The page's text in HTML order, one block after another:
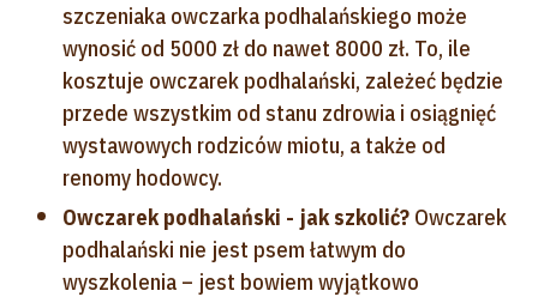
szczeniaka owczarka podhalańskiego może
wynosić od 5000 zł do nawet 8000 zł. To, ile
kosztuje owczarek podhalański, zależeć będzie
przede wszystkim od stanu zdrowia i osiągnięć
wystawowych rodziców miotu, a także od
renomy hodowcy.
Owczarek podhalański - jak szkolić? Owczarek
podhalański nie jest psem łatwym do
wyszkolenia – jest bowiem wyjątkowo